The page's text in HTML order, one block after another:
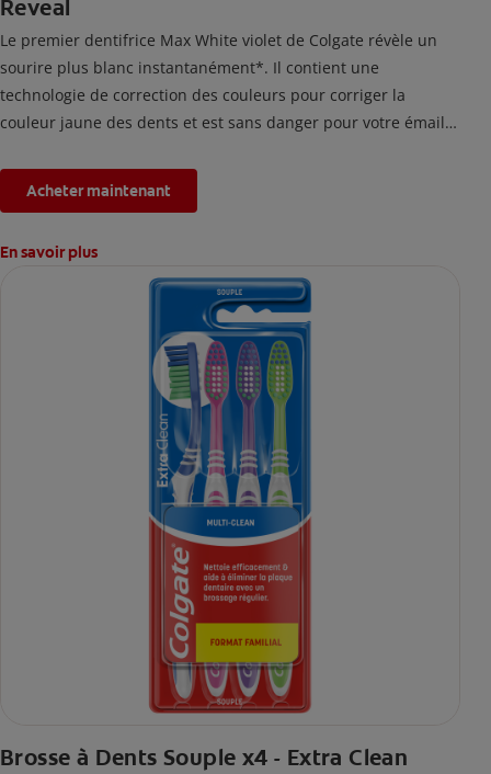
Reveal
Le premier dentifrice Max White violet de Colgate révèle un
sourire plus blanc instantanément*. Il contient une
technologie de correction des couleurs pour corriger la
couleur jaune des dents et est sans danger pour votre émail.
Acheter maintenant
En savoir plus
Brosse à Dents Souple x4 - Extra Clean